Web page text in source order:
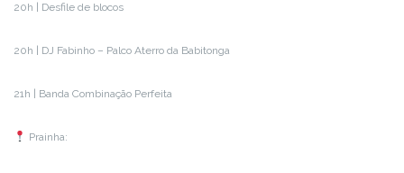
20h | Desfile de blocos
20h | DJ Fabinho – Palco Aterro da Babitonga
21h | Banda Combinação Perfeita
Prainha: